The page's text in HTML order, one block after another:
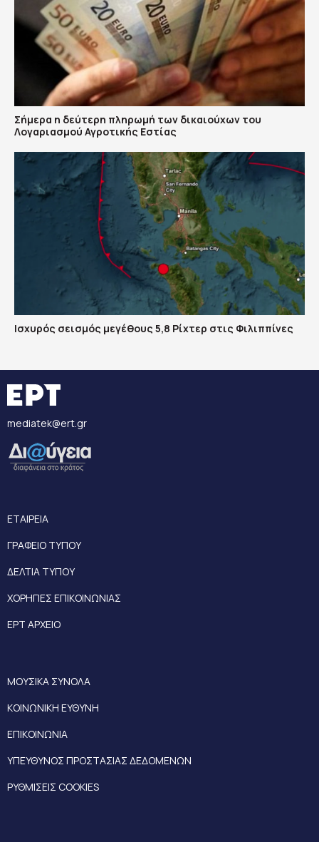
Σήμερα η δεύτερη πληρωμή των δικαιούχων του
Λογαριασμού Αγροτικής Εστίας
Ισχυρός σεισμός μεγέθους 5,8 Ρίχτερ στις Φιλιππίνες
mediatek@ert.gr
ΕΤΑΙΡΕΙΑ
ΓΡΑΦΕΙΟ ΤΥΠΟΥ
ΔΕΛΤΙΑ ΤΥΠΟΥ
ΧΟΡΗΓΙΕΣ ΕΠΙΚΟΙΝΩΝΙΑΣ
ΕΡΤ ΑΡΧΕΙΟ
ΜΟΥΣΙΚΑ ΣΥΝΟΛΑ
ΚΟΙΝΩΝΙΚΗ ΕΥΘΥΝΗ
ΕΠΙΚΟΙΝΩΝΙΑ
ΥΠΕΥΘΥΝΟΣ ΠΡΟΣΤΑΣΙΑΣ ΔΕΔΟΜΕΝΩΝ
ΡΥΘΜΙΣΕΙΣ COOKIES